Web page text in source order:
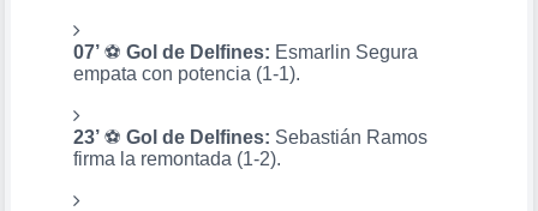
07’⚽ Gol de Delfines: Esmarlin Segura
empata con potencia (1-1).
23’⚽ Gol de Delfines: Sebastián Ramos
firma la remontada (1-2).